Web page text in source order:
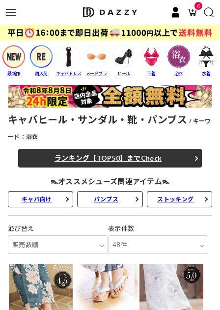
0
最新作 再入荷 キャバドレス ヌードブラ ヒール 下着 浴衣 水着
キャバヒール・サンダル・靴・パンプス キーワ
ード：浴衣
ランキング【TOP50】までCheck
👠オススメシューズ関連アイテム👠
キャバ向け パンプス ストッキング
並び替え
販売数順
表示件数
48件